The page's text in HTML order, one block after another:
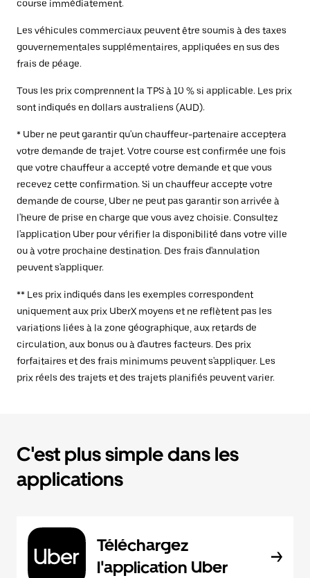
course immédiatement.
Les véhicules commerciaux peuvent être soumis à des taxes
gouvernementales supplémentaires, appliquées en sus des
frais de péage.
Tous les prix comprennent la TPS à 10 % si applicable. Les prix
sont indiqués en dollars australiens (AUD).
* Uber ne peut garantir qu'un chauffeur-partenaire acceptera
votre demande de trajet. Votre course est confirmée une fois
que votre chauffeur a accepté votre demande et que vous
recevez cette confirmation. Si un chauffeur accepte votre
demande de course, Uber ne peut pas garantir son arrivée à
l'heure de prise en charge que vous avez choisie. Consultez
l'application Uber pour vérifier la disponibilité dans votre ville
ou à votre prochaine destination. Des frais d'annulation
peuvent s'appliquer.
** Les prix indiqués dans les exemples correspondent
uniquement aux prix UberX moyens et ne reflètent pas les
variations liées à la zone géographique, aux retards de
circulation, aux bonus ou à d'autres facteurs. Des prix
forfaitaires et des frais minimums peuvent s'appliquer. Les
prix réels des trajets et des trajets planifiés peuvent varier.
C'est plus simple dans les
applications
Téléchargez
l'application Uber